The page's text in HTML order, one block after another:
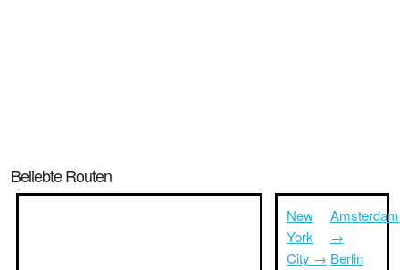
Beliebte Routen
New
York
City →
Amsterdam
→
Berlin